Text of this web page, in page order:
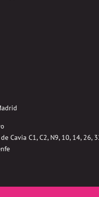
Cavia C1, C2, N9, 10, 14, 26,